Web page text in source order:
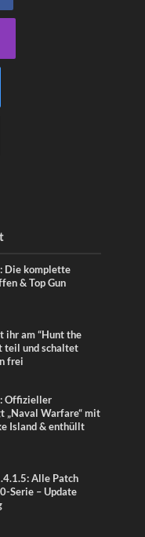
Die komplette
& Top Gun
ihr am “Hunt the
teil und schaltet
frei
Offizieller
„Naval Warfare“ mit
Island & enthüllt
Alle Patch
Serie – Update